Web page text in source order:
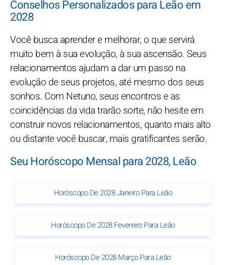
Conselhos Personalizados para Leão em
2028
Você busca aprender e melhorar, o que servirá
muito bem à sua evolução, à sua ascensão. Seus
relacionamentos ajudam a dar um passo na
evolução de seus projetos, até mesmo dos seus
sonhos. Com Netuno, seus encontros e as
coincidências da vida trarão sorte, não hesite em
construir novos relacionamentos, quanto mais alto
ou distante você buscar, mais gratificantes serão.
Seu Horóscopo Mensal para 2028, Leão
Horóscopo De 2028 Janeiro Para Leão
Horóscopo De 2028 Fevereiro Para Leão
Horóscopo De 2028 Março Para Leão